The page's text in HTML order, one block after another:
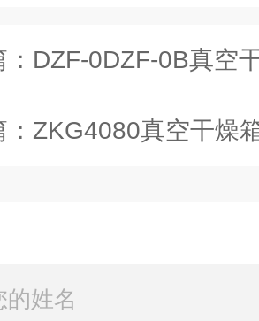
DZF-0DZF-0B真空干
ZKG4080真空干燥箱,